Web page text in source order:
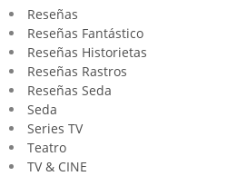
Reseñas
Reseñas Fantástico
Reseñas Historietas
Reseñas Rastros
Reseñas Seda
Seda
Series TV
Teatro
TV & CINE